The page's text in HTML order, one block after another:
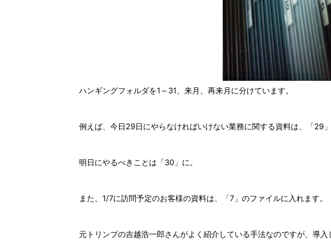
ハンギングフォルダを1～31、来月、再来月に分けています。
例えば、今日29日にやらなければいけない業務に関する資料は、「29」
明日にやるべきことは「30」に。
また、1/7に訪問予定のお客様の資料は、「7」のファイルに入れます。
元トリンプの吉越浩一郎さんがよく紹介している手法なのですが、導入